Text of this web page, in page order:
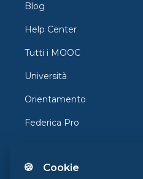
Blog
Help Center
Tutti i MOOC
Università
Orientamento
Federica Pro
Federica Coursera
🍪 Cookie